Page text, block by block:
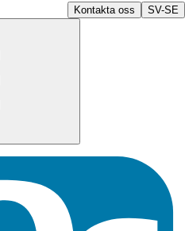
Kontakta oss SV-SE